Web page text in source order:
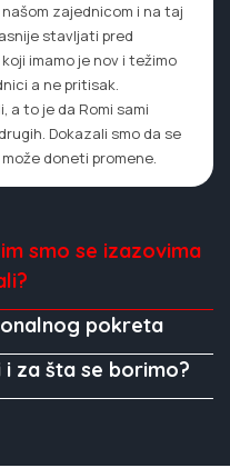
zajednicom i na taj
stavljati pred
imamo je nov i težimo
a ne pritisak.
a to je da Romi sami
Dokazali smo da se
doneti promene.
smo se izazovima
pokreta
za šta se borimo?